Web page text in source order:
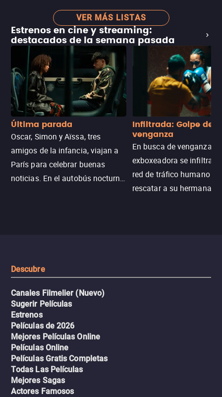
VER MÁS LISTAS
Estrenos en cine y streaming:
destacados de la semana pasada
Última parada
Oscar, Simon y Aïssa, tres
amigos de la infancia, viajan a
París para celebrar buenas
noticias. En el autobús nocturno
Infiltrada: Golpe de
venganza
En busca de venganza,
exboxeadora se infiltra
red de tráfico humano
rescatar a su hermana
Descubre
Canales Filmelier (Nuevo)
Sugerir Películas
Estrenos
Películas de 2026
Mejores Películas Online
Películas Online
Películas Gratis Completas
Todas Las Películas
Mejores Sagas
Actores Famosos